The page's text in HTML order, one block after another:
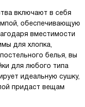
включают в себя
обеспечивающую
вместимости
для хлопка,
белья, вы
для любого типа
идеальную сушку,
придаст вещам